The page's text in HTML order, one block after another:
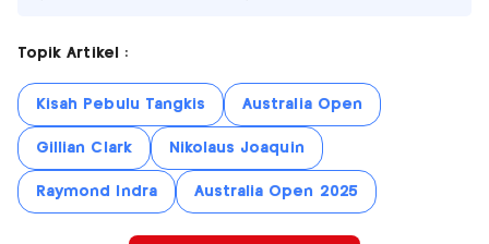
Topik Artikel :
Kisah Pebulu Tangkis Australia Open
Gillian Clark Nikolaus Joaquin
Raymond Indra Australia Open 2025